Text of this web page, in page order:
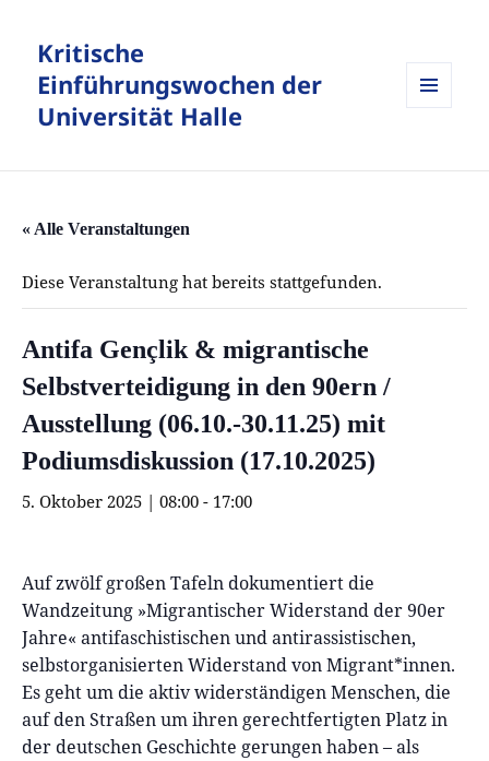
Kritische
Einführungswochen der
Universität Halle
« Alle Veranstaltungen
Diese Veranstaltung hat bereits stattgefunden.
Antifa Gençlik & migrantische
Selbstverteidigung in den 90ern /
Ausstellung (06.10.-30.11.25) mit
Podiumsdiskussion (17.10.2025)
5. Oktober 2025 | 08:00 - 17:00
Auf zwölf großen Tafeln dokumentiert die
Wandzeitung »Migrantischer Widerstand der 90er
Jahre« antifaschistischen und antirassistischen,
selbstorganisierten Widerstand von Migrant*innen.
Es geht um die aktiv widerständigen Menschen, die
auf den Straßen um ihren gerechtfertigten Platz in
der deutschen Geschichte gerungen haben – als